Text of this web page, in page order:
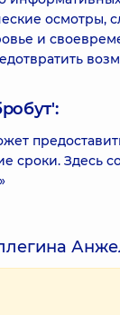
осмотры,
и
сроки.